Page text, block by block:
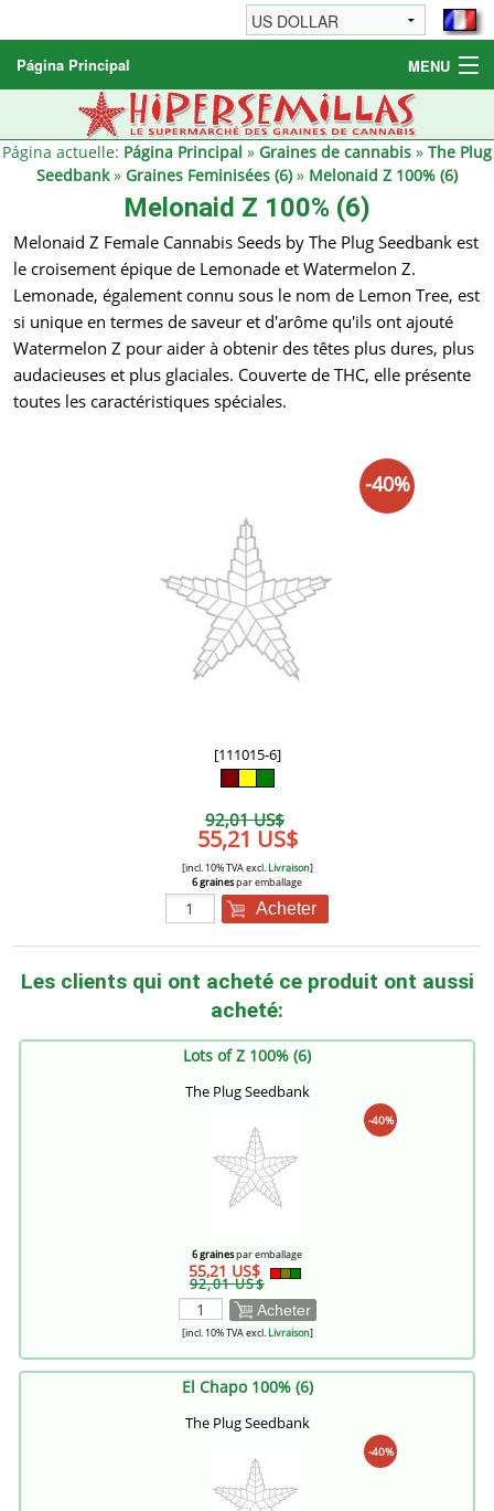
Página Principal MENU
Graines de cannabis
Autres produits
Página actuelle: Página Principal » Graines de cannabis » The Plug
Seedbank» Graines Feminisées (6)» Melonaid Z 100% (6)
Melonaid Z 100% (6)
Melonaid Z Female Cannabis Seeds by The Plug Seedbank est
le croisement épique de Lemonade et Watermelon Z.
Lemonade, également connu sous le nom de Lemon Tree, est
si unique en termes de saveur et d'arôme qu'ils ont ajouté
Watermelon Z pour aider à obtenir des têtes plus dures, plus
audacieuses et plus glaciales. Couverte de THC, elle présente
toutes les caractéristiques spéciales.
[111015-6]
92,01 US$
55,21 US$
[incl. 10% TVA excl. Livraison]
6 grainespar emballage
Acheter
-40%
Les clients qui ont acheté ce produit ont aussi
acheté:
Lots of Z 100% (6)
The Plug Seedbank
-40%
6 grainespar emballage
55,21 US$
92,01 US$
Acheter
[incl. 10% TVA excl.Livraison]
El Chapo 100% (6)
The Plug Seedbank
-40%